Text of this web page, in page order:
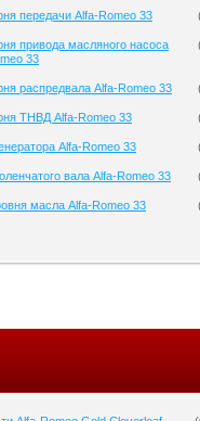
передачи Alfa-Romeo 33
привода масляного насоса
33
распредвала Alfa-Romeo 33
ТНВД Alfa-Romeo 33
Alfa-Romeo 33
вала Alfa-Romeo 33
масла Alfa-Romeo 33